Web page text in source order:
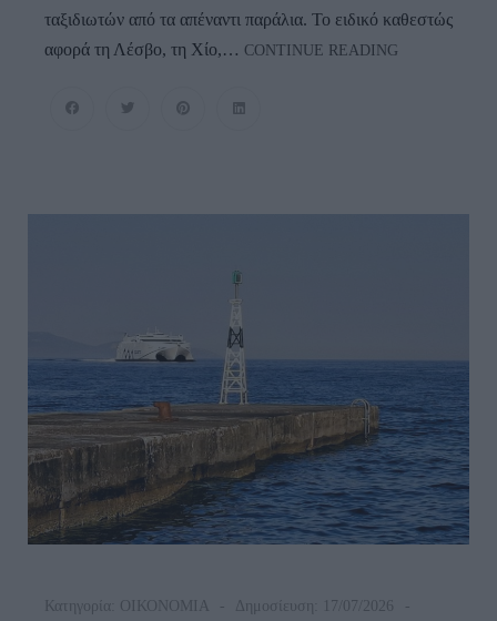
ταξιδιωτών από τα απέναντι παράλια. Το ειδικό καθεστώς
αφορά τη Λέσβο, τη Χίο,… CONTINUE READING
Κατηγορία: ΟΙΚΟΝΟΜΙΑ
Δημοσίευση: 17/07/2026